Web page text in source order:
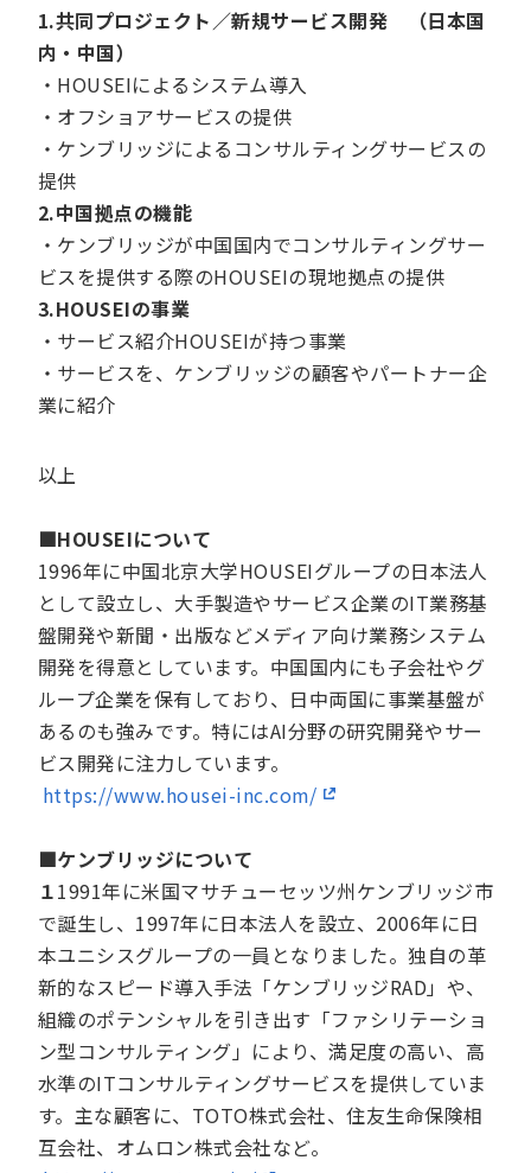
1.共同プロジェクト／新規サービス開発 （日本国
内・中国）
・HOUSEIによるシステム導入
・オフショアサービスの提供
・ケンブリッジによるコンサルティングサービスの
提供
2.中国拠点の機能
・ケンブリッジが中国国内でコンサルティングサー
ビスを提供する際のHOUSEIの現地拠点の提供
3.HOUSEIの事業
・サービス紹介HOUSEIが持つ事業
・サービスを、ケンブリッジの顧客やパートナー企
業に紹介
以上
■HOUSEIについて
1996年に中国北京大学HOUSEIグループの日本法人
として設立し、大手製造やサービス企業のIT業務基
盤開発や新聞・出版などメディア向け業務システム
開発を得意としています。中国国内にも子会社やグ
ループ企業を保有しており、日中両国に事業基盤が
あるのも強みです。特にはAI分野の研究開発やサー
ビス開発に注力しています。
https://www.housei-inc.com/
■ケンブリッジについて
１1991年に米国マサチューセッツ州ケンブリッジ市
で誕生し、1997年に日本法人を設立、2006年に日
本ユニシスグループの一員となりました。独自の革
新的なスピード導入手法「ケンブリッジRAD」や、
組織のポテンシャルを引き出す「ファシリテーショ
ン型コンサルティング」により、満足度の高い、高
水準のITコンサルティングサービスを提供していま
す。主な顧客に、TOTO株式会社、住友生命保険相
互会社、オムロン株式会社など。